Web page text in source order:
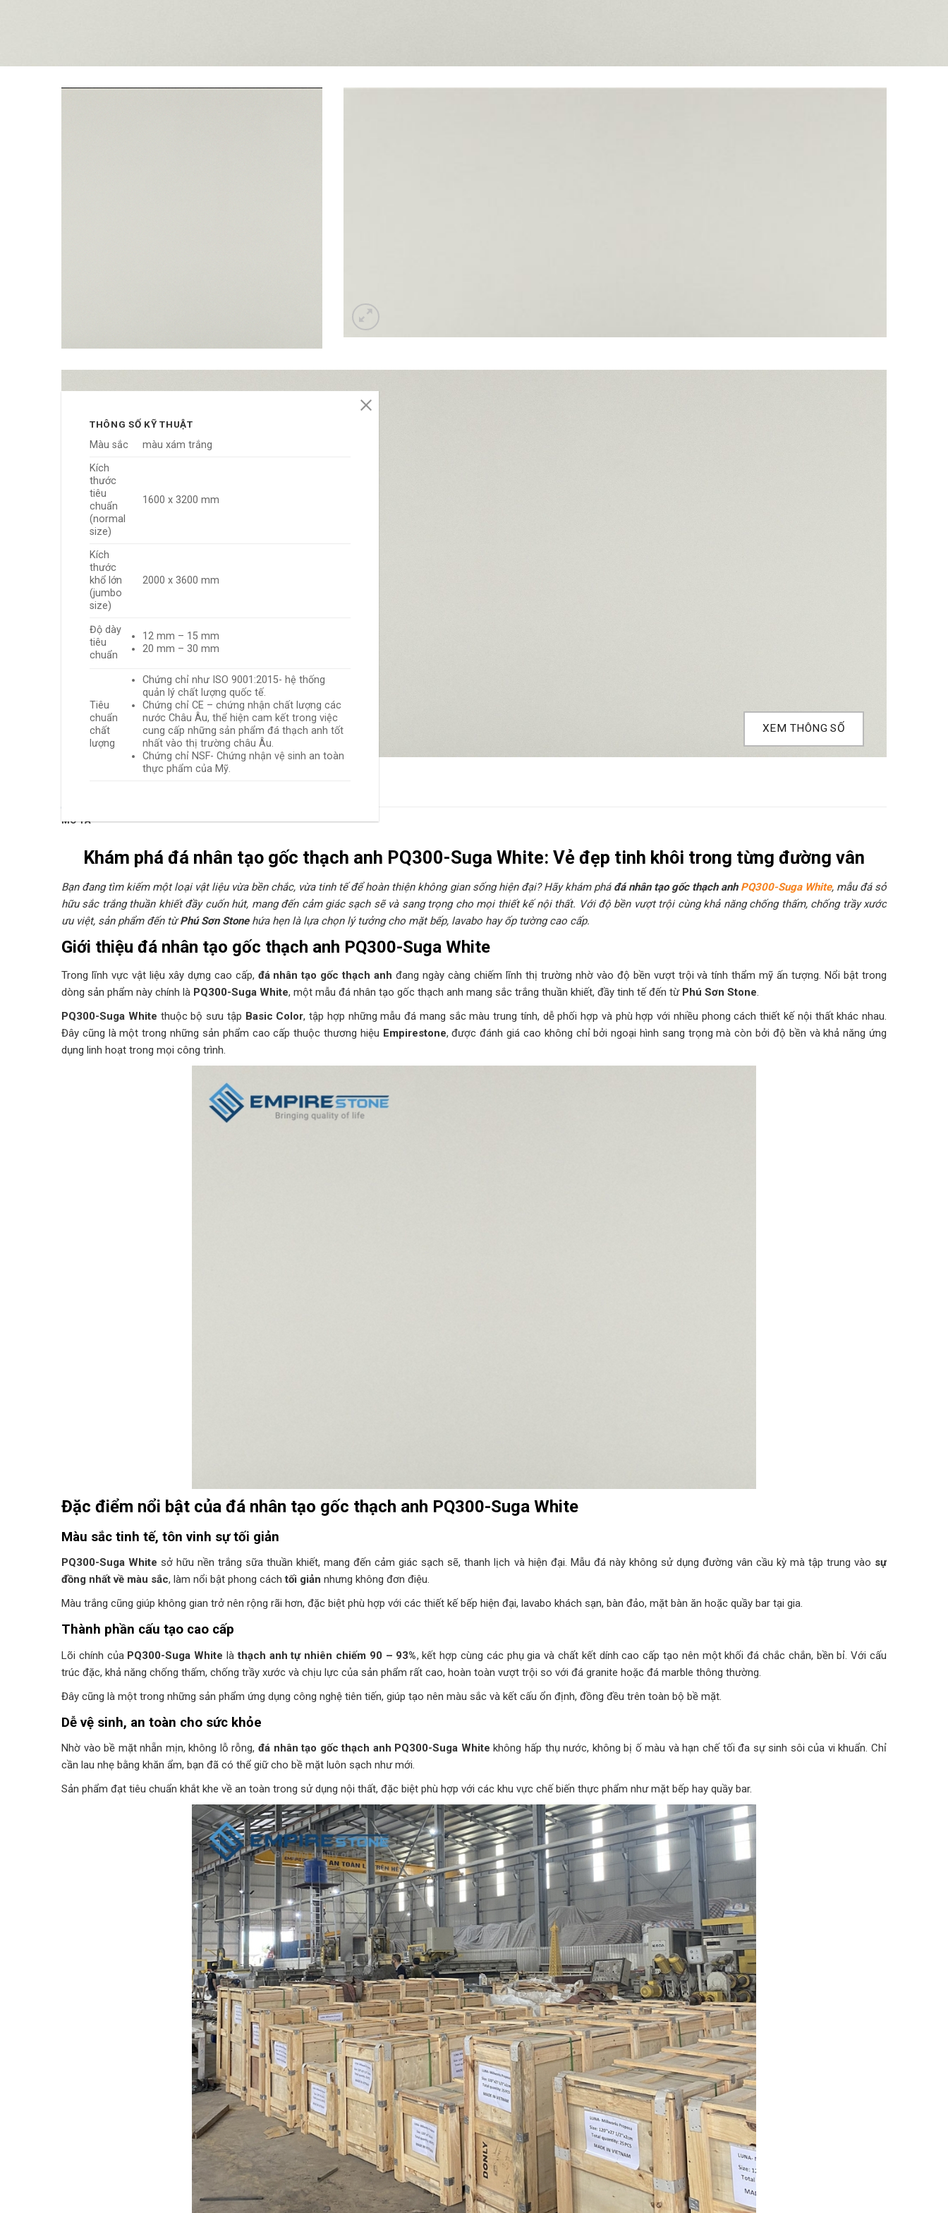
THÔNG SỐ KỸ THUẬT
Màu sắc
màu xám trắng
Kích
thước
tiêu
chuẩn
(normal
size)
1600 x 3200 mm
Kích
thước
khổ lớn
(jumbo
size)
2000 x 3600 mm
Độ dày
tiêu
chuẩn
12 mm – 15 mm
20 mm – 30 mm
Tiêu
chuẩn
chất
lượng
Chứng chỉ như ISO 9001:2015- hệ thống
quản lý chất lượng quốc tế.
Chứng chỉ CE – chứng nhận chất lượng các
nước Châu Âu, thể hiện cam kết trong việc
cung cấp những sản phẩm đá thạch anh tốt
nhất vào thị trường châu Âu.
Chứng chỉ NSF- Chứng nhận vệ sinh an toàn
thực phẩm của Mỹ.
XEM THÔNG SỐ
MÔ TẢ
Khám phá đá nhân tạo gốc thạch anh PQ300-Suga White: Vẻ đẹp tinh khôi trong từng đường vân
Bạn đang tìm kiếm một loại vật liệu vừa bền chắc, vừa tinh tế để hoàn thiện không gian sống hiện đại? Hãy khám phá đá nhân tạo gốc thạch anhPQ300-Suga White, mẫu đá sở
hữu sắc trắng thuần khiết đầy cuốn hút, mang đến cảm giác sạch sẽ và sang trọng cho mọi thiết kế nội thất. Với độ bền vượt trội cùng khả năng chống thấm, chống trầy xước
ưu việt, sản phẩm đến từPhú Sơn Stonehứa hẹn là lựa chọn lý tưởng cho mặt bếp, lavabo hay ốp tường cao cấp.
Giới thiệu đá nhân tạo gốc thạch anh PQ300-Suga White
Trong lĩnh vực vật liệu xây dựng cao cấp, đá nhân tạo gốc thạch anh đang ngày càng chiếm lĩnh thị trường nhờ vào độ bền vượt trội và tính thẩm mỹ ấn tượng. Nổi bật trong
dòng sản phẩm này chính là PQ300-Suga White, một mẫu đá nhân tạo gốc thạch anh mang sắc trắng thuần khiết, đầy tinh tế đến từ Phú Sơn Stone.
PQ300-Suga White thuộc bộ sưu tập Basic Color, tập hợp những mẫu đá mang sắc màu trung tính, dễ phối hợp và phù hợp với nhiều phong cách thiết kế nội thất khác nhau.
Đây cũng là một trong những sản phẩm cao cấp thuộc thương hiệu Empirestone, được đánh giá cao không chỉ bởi ngoại hình sang trọng mà còn bởi độ bền và khả năng ứng
dụng linh hoạt trong mọi công trình.
Đặc điểm nổi bật của đá nhân tạo gốc thạch anh PQ300-Suga White
Màu sắc tinh tế, tôn vinh sự tối giản
PQ300-Suga White sở hữu nền trắng sữa thuần khiết, mang đến cảm giác sạch sẽ, thanh lịch và hiện đại. Mẫu đá này không sử dụng đường vân cầu kỳ mà tập trung vào sự
đồng nhất về màu sắc, làm nổi bật phong cáchtối giản nhưng không đơn điệu.
Màu trắng cũng giúp không gian trở nên rộng rãi hơn, đặc biệt phù hợp với các thiết kế bếp hiện đại, lavabo khách sạn, bàn đảo, mặt bàn ăn hoặc quầy bar tại gia.
Thành phần cấu tạo cao cấp
Lõi chính của PQ300-Suga White làthạch anh tự nhiên chiếm 90 – 93%, kết hợp cùng các phụ gia và chất kết dính cao cấp tạo nên một khối đá chắc chắn, bền bỉ. Với cấu
trúc đặc, khả năng chống thấm, chống trầy xước và chịu lực của sản phẩm rất cao, hoàn toàn vượt trội so với đá granite hoặc đá marble thông thường.
Đây cũng là một trong những sản phẩm ứng dụng công nghệ tiên tiến, giúp tạo nên màu sắc và kết cấu ổn định, đồng đều trên toàn bộ bề mặt.
Dễ vệ sinh, an toàn cho sức khỏe
Nhờ vào bề mặt nhẵn mịn, không lỗ rỗng, đá nhân tạo gốc thạch anh PQ300-Suga White không hấp thụ nước, không bị ố màu và hạn chế tối đa sự sinh sôi của vi khuẩn. Chỉ
cần lau nhẹ bằng khăn ẩm, bạn đã có thể giữ cho bề mặt luôn sạch như mới.
Sản phẩm đạt tiêu chuẩn khắt khe về an toàn trong sử dụng nội thất, đặc biệt phù hợp với các khu vực chế biến thực phẩm như mặt bếp hay quầy bar.